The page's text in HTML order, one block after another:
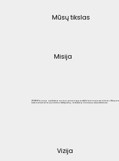
Mūsų tikslas
Misija
STORENT iš naujo apibrėžia nuomos pramonę pasitelkdami naujoves ir žinias.
kurie maksimaliai padidina efektyvumą, lankstumą ir tvarumą mūsų klientams.
Vizija